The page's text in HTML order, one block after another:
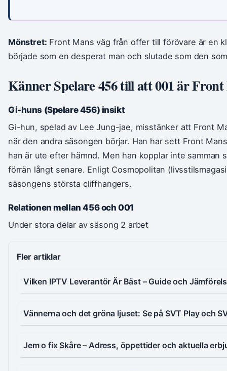
Mönstret: Front Mans väg från offer till förövare är en
började som en desperat man och slutade som den
Känner Spelare 456 till att 001 är
Gi-huns (Spelare 456) insikt
Gi-hun, spelad av Lee Jung-jae, misstänker att Front
när den andra säsongen börjar. Han har sett Front
han är ute efter hämnd. Men han kopplar inte samman
förrän långt senare. Enligt Cosmopolitan
säsongens största cliffhangers.
Relationen mellan 456 och 001
Under stora delar av säsong 2 arbet
Fler artiklar
Vilken IPTV Leverantör Är Bäst – Guide och
Vännerna och det gröna ljuset: Se på SVT Play och
Jem o fix Skåre – Adress, öppettider och aktuella